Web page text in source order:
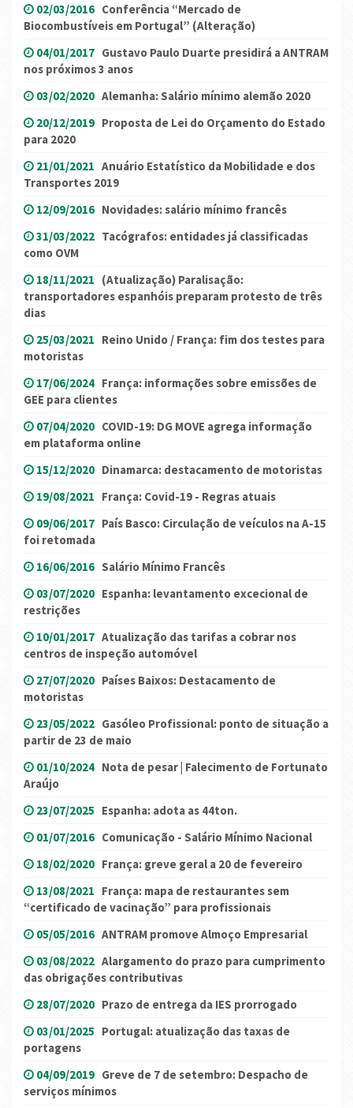
02/03/2016 Conferência “Mercado de
Biocombustíveis em Portugal” (Alteração)
04/01/2017 Gustavo Paulo Duarte presidirá a ANTRAM
nos próximos 3 anos
03/02/2020 Alemanha: Salário mínimo alemão 2020
20/12/2019 Proposta de Lei do Orçamento do Estado
para 2020
21/01/2021 Anuário Estatístico da Mobilidade e dos
Transportes 2019
12/09/2016 Novidades: salário mínimo francês
31/03/2022 Tacógrafos: entidades já classificadas
como OVM
18/11/2021 (Atualização) Paralisação:
transportadores espanhóis preparam protesto de três
dias
25/03/2021 Reino Unido / França: fim dos testes para
motoristas
17/06/2024 França: informações sobre emissões de
GEE para clientes
07/04/2020 COVID-19: DG MOVE agrega informação
em plataforma online
15/12/2020 Dinamarca: destacamento de motoristas
19/08/2021 França: Covid-19 - Regras atuais
09/06/2017 País Basco: Circulação de veículos na A-15
foi retomada
16/06/2016 Salário Mínimo Francês
03/07/2020 Espanha: levantamento excecional de
restrições
10/01/2017 Atualização das tarifas a cobrar nos
centros de inspeção automóvel
27/07/2020 Países Baixos: Destacamento de
motoristas
23/05/2022 Gasóleo Profissional: ponto de situação a
partir de 23 de maio
01/10/2024 Nota de pesar | Falecimento de Fortunato
Araújo
23/07/2025 Espanha: adota as 44ton.
01/07/2016 Comunicação - Salário Mínimo Nacional
18/02/2020 França: greve geral a 20 de fevereiro
13/08/2021 França: mapa de restaurantes sem
“certificado de vacinação” para profissionais
05/05/2016 ANTRAM promove Almoço Empresarial
03/08/2022 Alargamento do prazo para cumprimento
das obrigações contributivas
28/07/2020 Prazo de entrega da IES prorrogado
03/01/2025 Portugal: atualização das taxas de
portagens
04/09/2019 Greve de 7 de setembro: Despacho de
serviços mínimos